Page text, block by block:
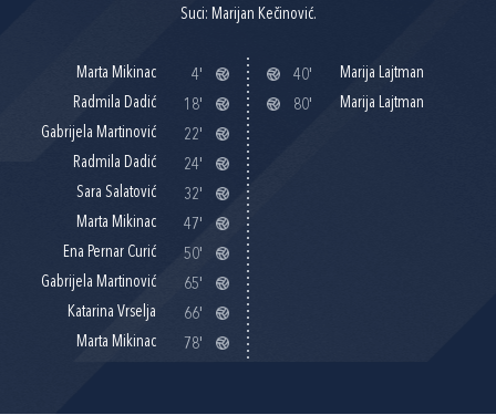
Suci: Marijan Kečinović.
Marta Mikinac
4'
Radmila Dadić
18'
Gabrijela Martinović
22'
Radmila Dadić
24'
Sara Salatović
32'
Marta Mikinac
47'
Ena Pernar Curić
50'
Gabrijela Martinović
65'
Katarina Vrselja
66'
Marta Mikinac
78'
40'
Marija Lajtman
80'
Marija Lajtman